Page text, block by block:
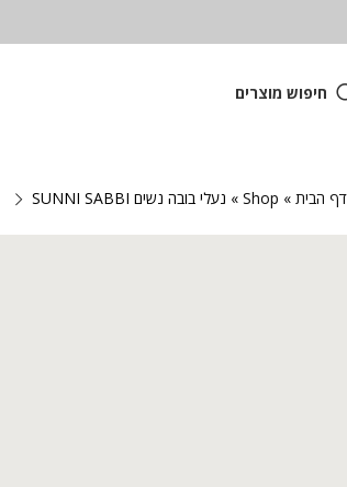
חיפוש מוצרים
דף הבית »
Shop
» נעלי בובה נשים SUNNI SABBI